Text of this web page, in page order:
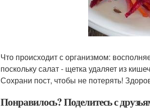
Что происходит с организмом:
поскольку салат - щетка удаляет из
Сохрани пост, чтобы не потерять!
Понравилось? Поделитесь с